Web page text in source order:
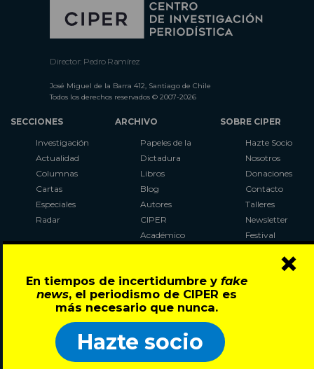
En tiempos de incertidumbre y fake
news, el periodismo de CIPER es
más necesario que nunca.
Hazte socio
×
Director: Pedro Ramírez
José Miguel de la Barra 412, Santiago de Chile
Todos los derechos reservados © 2007-2026
SECCIONES
Investigación
Actualidad
Columnas
Cartas
Especiales
Radar
ARCHIVO
Papeles de la
Dictadura
Libros
Blog
Autores
CIPER
Académico
Al Plebiscito
con CIPER
SOBRE CIPER
Hazte Socio
Nosotros
Donaciones
Contacto
Talleres
Newsletter
Festival